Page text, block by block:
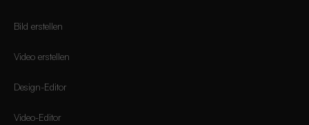
Bild erstellen
Video erstellen
Design-Editor
Video-Editor